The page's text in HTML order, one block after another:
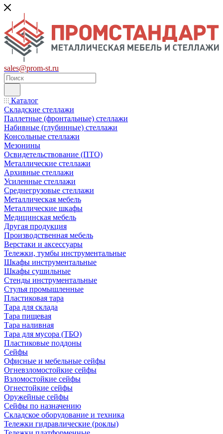
sales@prom-st.ru
Каталог
Складские стеллажи
Паллетные (фронтальные) стеллажи
Набивные (глубинные) стеллажи
Консольные стеллажи
Мезонины
Освидетельствование (ПТО)
Металлические стеллажи
Архивные стеллажи
Усиленные стеллажи
Среднегрузовые стеллажи
Металлическая мебель
Металлические шкафы
Медицинская мебель
Другая продукция
Производственная мебель
Верстаки и аксессуары
Тележки, тумбы инструментальные
Шкафы инструментальные
Шкафы сушильные
Стенды инструментальные
Cтулья промышленные
Пластиковая тара
Тара для склада
Тара пищевая
Тара наливная
Тара для мусора (ТБО)
Пластиковые поддоны
Сейфы
Офисные и мебельные сейфы
Огневзломостойкие сейфы
Взломостойкие сейфы
Огнестойкие сейфы
Оружейные сейфы
Сейфы по назначению
Складское оборудование и техника
Тележки гидравлические (роклы)